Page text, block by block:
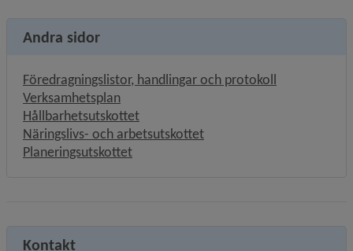
Andra sidor
Föredragningslistor, handlingar och protokoll
Verksamhetsplan
Hållbarhetsutskottet
Näringslivs- och arbetsutskottet
Planeringsutskottet
Kontakt